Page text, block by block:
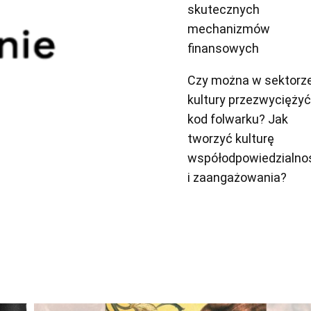
skutecznych
mechanizmów
finansowych
Czy można w
kultury przezwyciężyć
kod folwarku? Jak
tworzyć kulturę
i zaangażowania?